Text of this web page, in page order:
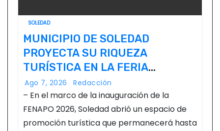
SOLEDAD
MUNICIPIO DE SOLEDAD
PROYECTA SU RIQUEZA
TURÍSTICA EN LA FERIA
NACIONAL POTOSINA
Ago 7, 2026 Redacción
– En el marco de la inauguración de la
FENAPO 2026, Soledad abrió un espacio de
promoción turística que permanecerá hasta